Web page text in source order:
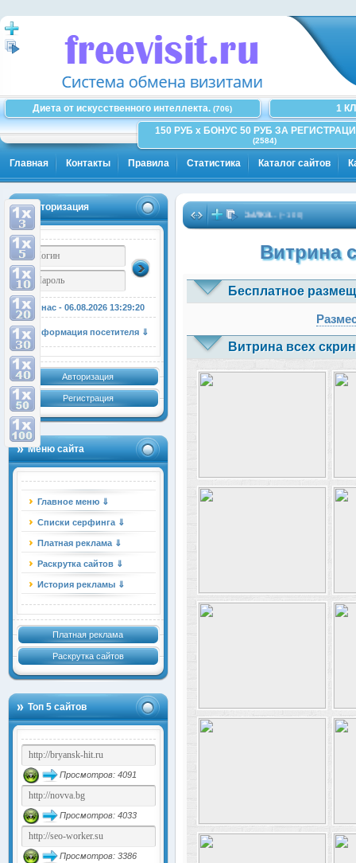
Диета от искусственного интеллекта. (706)
1
150 РУБ x БОНУС 50 РУБ ЗА
(2584)
Главная Контакты Правила Статистика Каталог сайтов
Авторизация
У нас - 06.08.2026 13:29:21
Информация посетителя ⇓
Авторизация
Регистрация
Меню сайта
Главное меню ⇓
Списки серфинга ⇓
Платная реклама ⇓
Раскрутка сайтов ⇓
История рекламы ⇓
Платная реклама
Раскрутка сайтов
Топ 5 сайтов
Просмотров: 4091
Просмотров: 4033
Просмотров: 3386
Здесь может быть Ваша рекламная ссылка..(~100)
Витрина
Бесплатное
Витрина всех